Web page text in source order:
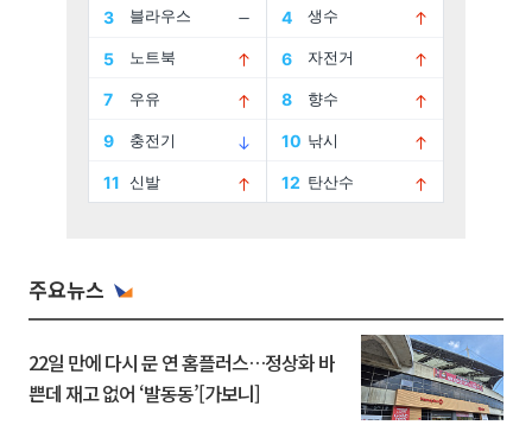
주요뉴스
22일 만에 다시 문 연 홈플러스…정상화 바
쁜데 재고 없어 ‘발동동’[가보니]